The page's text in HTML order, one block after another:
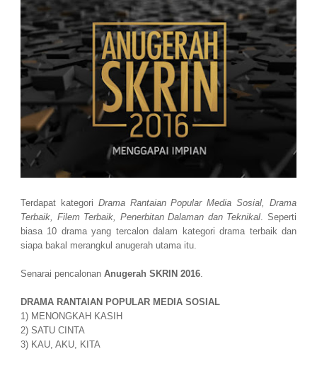
Terdapat kategori Drama Rantaian Popular Media Sosial, Drama
Terbaik, Filem Terbaik, Penerbitan Dalaman dan Teknikal . Seperti
biasa 10 drama yang tercalon dalam kategori drama terbaik dan
siapa bakal merangkul anugerah utama itu.
Senarai pencalonan Anugerah SKRIN 2016
DRAMA RANTAIAN POPULAR MEDIA SOSIAL
1) MENONGKAH KASIH
2) SATU CINTA
3) KAU, AKU, KITA